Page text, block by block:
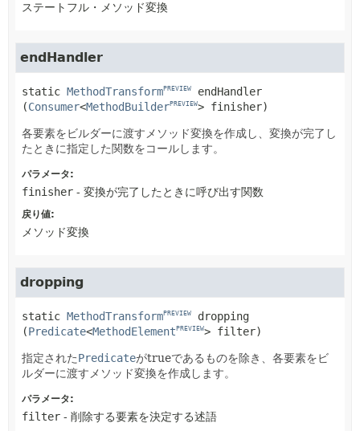
ステートフル・メソッド変換
endHandler
static MethodTransformPREVIEW
endHandler
(Consumer<MethodBuilderPREVIEW> finisher)
各要素をビルダーに渡すメソッド変換を作成し、変換が完了し
たときに指定した関数をコールします。
パラメータ:
finisher - 変換が完了したときに呼び出す関数
戻り値:
メソッド変換
dropping
static MethodTransformPREVIEW
dropping
(Predicate<MethodElement PREVIEW> filter)
指定されたPredicateがtrueであるものを除き、各要素をビ
ルダーに渡すメソッド変換を作成します。
パラメータ:
filter - 削除する要素を決定する述語